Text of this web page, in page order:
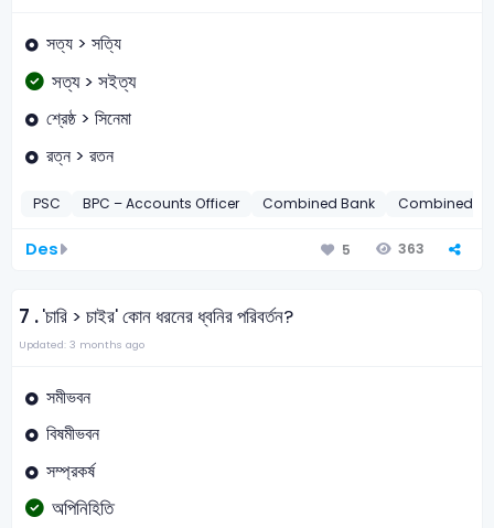
সত্য > সত্যি
সত্য > সইত্য
শ্রেষ্ঠ > সিনেমা
রত্ন > রতন
PSC BPC – Accounts Officer Combined Bank Combined
Des 5 363
7 .'চারি > চাইর' কোন ধরনের ধ্বনির পরিবর্তন?
Updated: 3 months ago
সমীভবন
বিষমীভবন
সম্প্রকর্ষ
অপিনিহিতি